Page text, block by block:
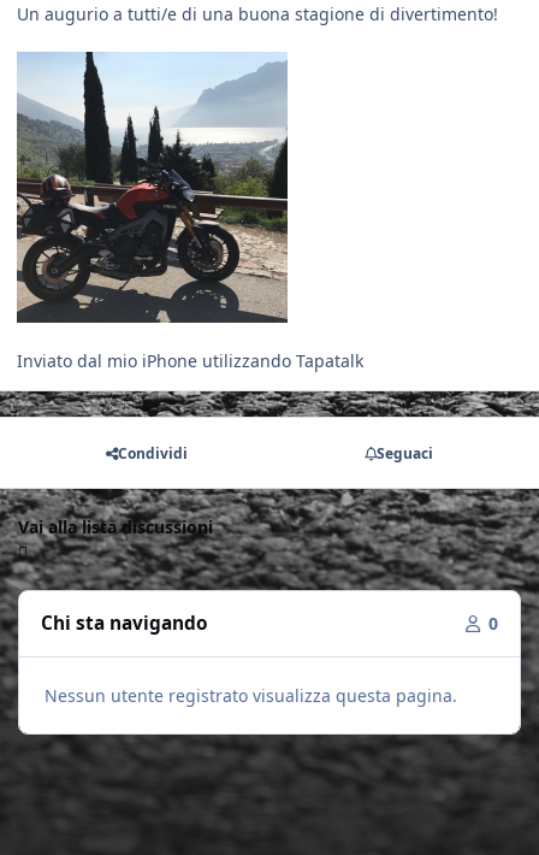
Un augurio a tutti/e di una buona stagione di divertimento!
Inviato dal mio iPhone utilizzando Tapatalk
Condividi Seguaci
Vai alla lista discussioni
Chi sta navigando 0
Nessun utente registrato visualizza questa pagina.